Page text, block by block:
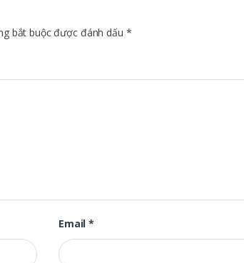
bắt buộc được đánh dấu *
Email*